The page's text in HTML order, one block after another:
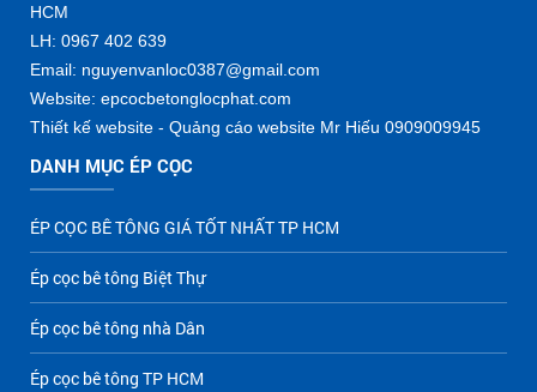
HCM
LH: 0967 402 639
Email: nguyenvanloc0387@gmail.com
Website: epcocbetonglocphat.com
Thiết kế website - Quảng cáo website Mr Hiếu 0909009945
DANH MỤC ÉP CỌC
ÉP CỌC BÊ TÔNG GIÁ TỐT NHẤT TP HCM
Ép cọc bê tông Biệt Thự
Ép cọc bê tông nhà Dân
Ép cọc bê tông TP HCM